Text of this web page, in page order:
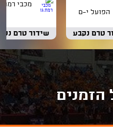
הפועל י-ם
טרם נקבע
מכבי רמת
שידור טרם
הזמנים